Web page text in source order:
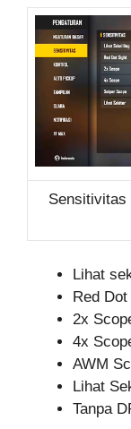
Sensitivitas
Lihat
Red
2x
4x
AWM
Lihat
Tanpa